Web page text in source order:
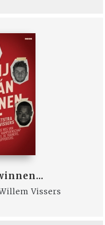
Vissers